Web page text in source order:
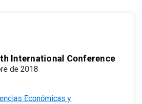
International Conference
de 2018
Económicas y